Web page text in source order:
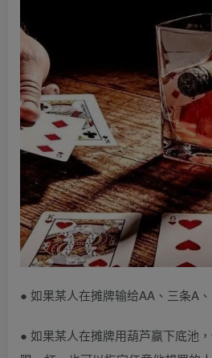
● 如果某人在摊牌输给AA、三条A
● 如果某人在摊牌用葫芦赢下底池